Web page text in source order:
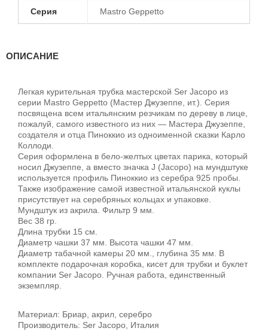
Серия Mastro Geppetto
ОПИСАНИЕ
Легкая курительная трубка мастерской Ser Jacopo из
серии Mastro Geppetto (Мастер Джузеппе, ит.). Серия
посвящена всем итальянским резчикам по дереву в лице,
пожалуй, самого известного из них — Мастера Джузеппе,
создателя и отца Пиноккио из одноименной сказки Карло
Коллоди.
Серия оформлена в бело-желтых цветах парика, который
носил Джузеппе, а вместо значка J (Jacopo) на мундштуке
используется профиль Пиноккио из серебра 925 пробы.
Также изображение самой известной итальянской куклы
присутствует на серебряных кольцах и упаковке.
Мундштук из акрила. Фильтр 9 мм.
Вес 38 гр.
Длина трубки 15 см.
Диаметр чашки 37 мм. Высота чашки 47 мм.
Диаметр табачной камеры 20 мм., глубина 35 мм. В
комплекте подарочная коробка, кисет для трубки и буклет
компании Ser Jacopo. Ручная работа, единственный
экземпляр.
Материал: Бриар, акрил, серебро
Производитель: Ser Jacopo, Италия